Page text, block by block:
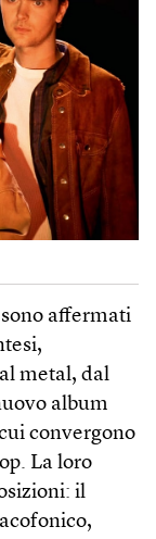
affermati
metal, dal
album
convergono
La loro
il